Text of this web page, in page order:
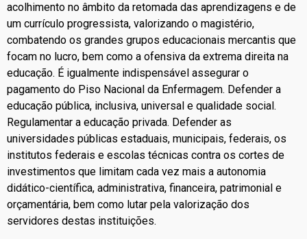
acolhimento no âmbito da retomada das aprendizagens e de
um currículo progressista, valorizando o magistério,
combatendo os grandes grupos educacionais mercantis que
focam no lucro, bem como a ofensiva da extrema direita na
educação. É igualmente indispensável assegurar o
pagamento do Piso Nacional da Enfermagem. Defender a
educação pública, inclusiva, universal e qualidade social.
Regulamentar a educação privada. Defender as
universidades públicas estaduais, municipais, federais, os
institutos federais e escolas técnicas contra os cortes de
investimentos que limitam cada vez mais a autonomia
didático-científica, administrativa, financeira, patrimonial e
orçamentária, bem como lutar pela valorização dos
servidores destas instituições.